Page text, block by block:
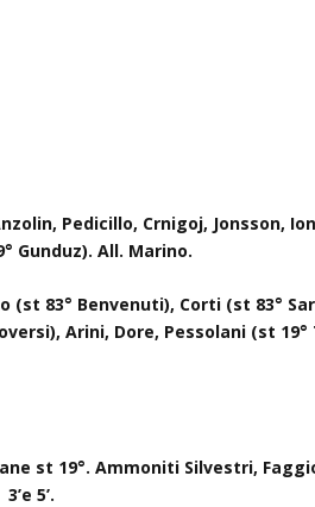
Pedicillo, Crnigoj, Jonsson,
Gunduz). All. Marino.
(st 83° Benvenuti), Corti (st 83°
, Arini, Dore, Pessolani (st 19°
st 19°. Ammoniti Silvestri,
3’e 5’.